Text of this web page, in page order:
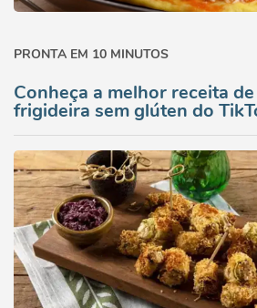
PRONTA EM 10 MINUTOS
Conheça a melhor receita
frigideira sem glúten do